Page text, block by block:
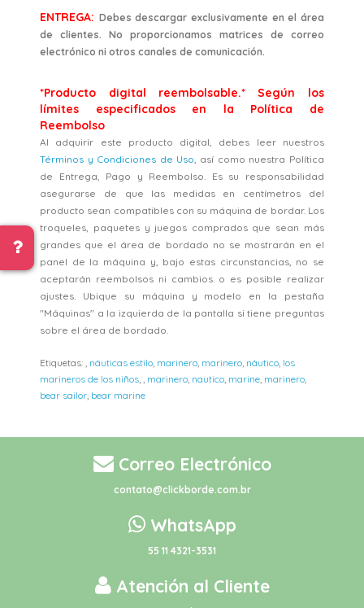
ENTREGA: Debes descargar exclusivamente en el área
de clientes. No proporcionamos matrices de correo
electrónico ni otros canales de comunicación.
*Producto digital reembolsable.* Según los
límites especificados en la Política de
Reembolso
Al adquirir este producto digital, debes leer nuestros
Términos y Condiciones de Uso, así como nuestra Política
de Entrega, Pago y Reembolso. Es su responsabilidad
asegurarse de que las medidas en centímetros del
producto sean compatibles con su máquina de bordar. Los
troqueles, paquetes y juegos comprados que sean más
grandes que el área de bordado no se mostrarán en el
panel de la máquina y, bajo estas circunstancias, no se
aceptarán reembolsos ni cambios. o es posible realizar
ajustes. Ubique su máquina y modelo en la pestaña
"Máquinas" a la izquierda de la pantalla si tiene preguntas
sobre el área de bordado.
Etiquetas:, náuticas estilo, marinero, marinero, náutico, los
marineros de los niños,, marinero, nautico, marine, marinero,
bear sailor, bear marine
Correo Electrónico
contato@clickborde.com.br
WhatsApp
55 11 4321-3531
Atención al Cliente